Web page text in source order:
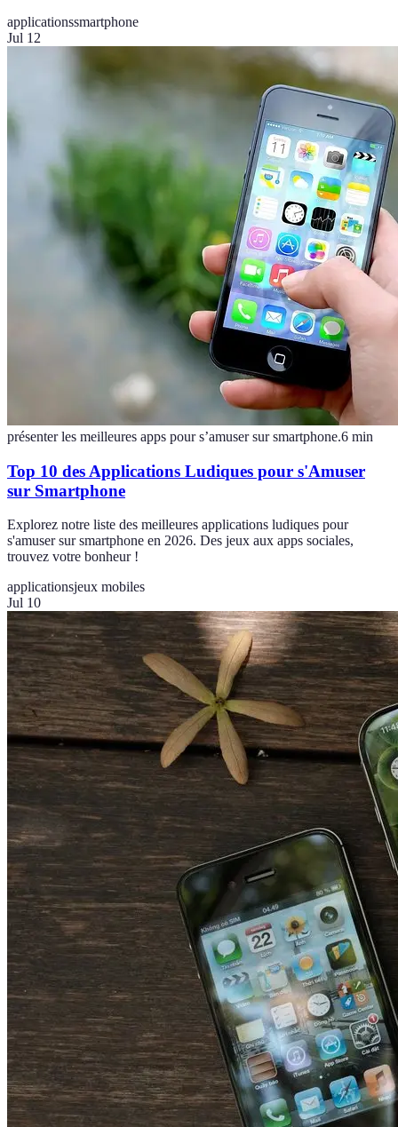
applicationssmartphone
Jul 12
présenter les meilleures apps pour s’amuser sur smartphone.6 min
Top 10 des Applications Ludiques pour s'Amuser
sur Smartphone
Explorez notre liste des meilleures applications ludiques pour
s'amuser sur smartphone en 2026. Des jeux aux apps sociales,
trouvez votre bonheur !
applicationsjeux mobiles
Jul 10